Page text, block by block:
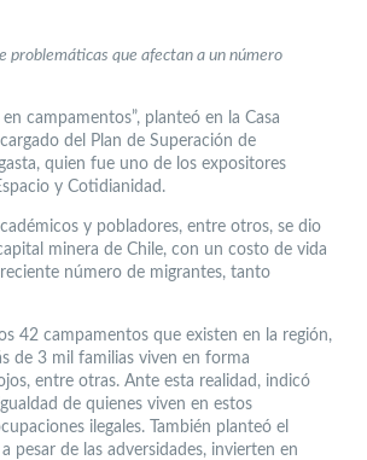
problemáticas que afectan a un número
campamentos”, planteó en la Casa
del Plan de Superación de
quien fue uno de los expositores
y Cotidianidad.
y pobladores, entre otros, se dio
minera de Chile, con un costo de vida
número de migrantes, tanto
42 campamentos que existen en la región,
de 3 mil familias viven en forma
entre otras. Ante esta realidad, indicó
de quienes viven en estos
ilegales. También planteó el
pesar de las adversidades, invierten en